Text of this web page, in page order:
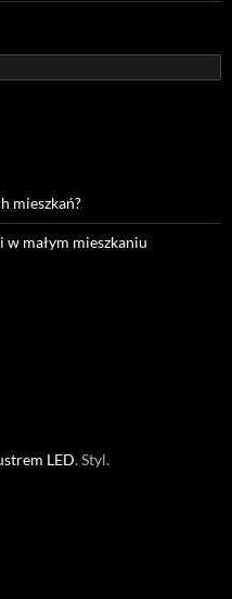
mieszkań?
w małym mieszkaniu
LED. Styl.